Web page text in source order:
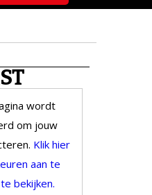
wordt
om jouw
Klik hier
aan te
bekijken.